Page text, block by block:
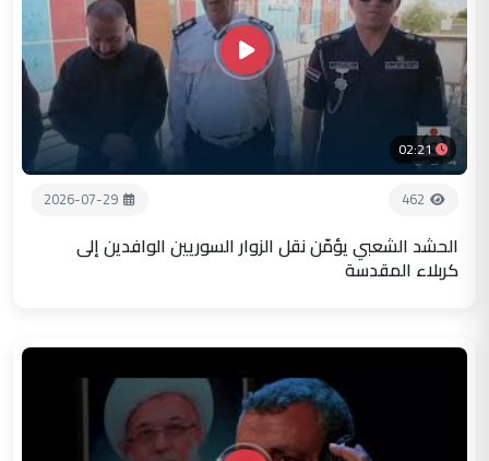
02:21
462
2026-07-29
الحشد الشعبي يؤمّن نقل الزوار السوريين الوافدين إلى
كربلاء المقدسة